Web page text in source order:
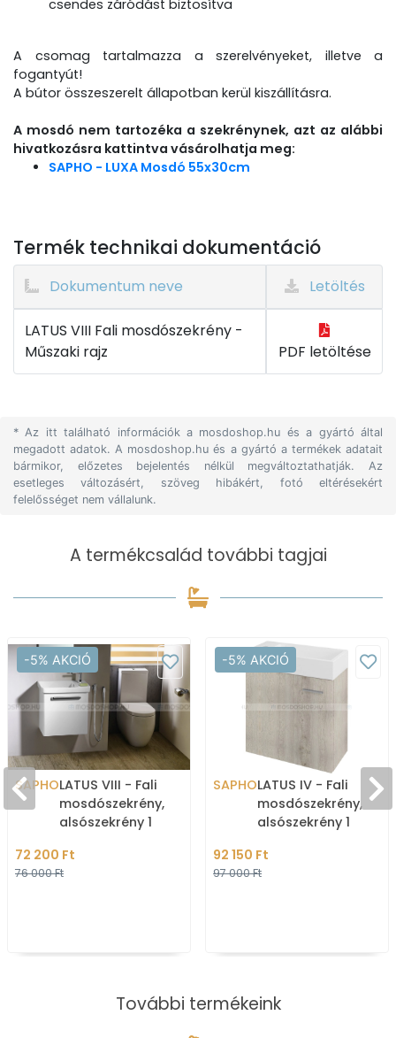
csendes záródást biztosítva
A csomag tartalmazza a szerelvényeket, illetve a
fogantyút!
A bútor összeszerelt állapotban kerül kiszállításra.
A mosdó nem tartozéka a szekrénynek, azt az alábbi
hivatkozásra kattintva vásárolhatja meg:
SAPHO - LUXA Mosdó 55x30cm
Termék technikai dokumentáció
Dokumentum neve Letöltés
LATUS VIII Fali mosdószekrény -
Műszaki rajz
PDF letöltése
* Az itt található információk a mosdoshop.hu és a gyártó által
megadott adatok. A mosdoshop.hu és a gyártó a termékek adatait
bármikor, előzetes bejelentés nélkül megváltoztathatják. Az
esetleges változásért, szöveg hibákért, fotó eltérésekért
felelősséget nem vállalunk.
A termékcsalád további tagjai
-5% AKCIÓ
SAPHOLATUS VIII - Fali
mosdószekrény,
alsószekrény 1
Magasfényű fehér MDF
72 200 Ft
76 000 Ft
-5% AKCIÓ
SAPHOLATUS IV - Fali
mosdószekrény,
alsószekrény 1
Mokka tölgy színű
(mosdó
92 150 Ft
97 000 Ft
További termékeink